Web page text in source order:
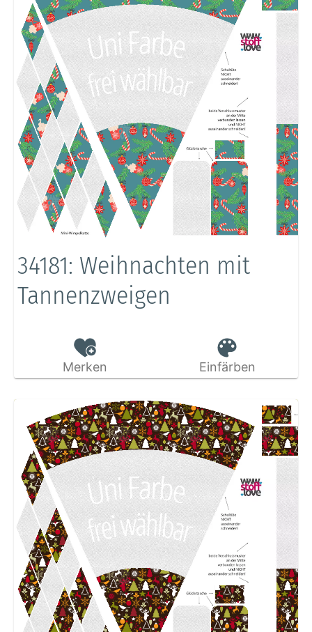
34181: Weihnachten mit
Tannenzweigen
Merken Einfärben